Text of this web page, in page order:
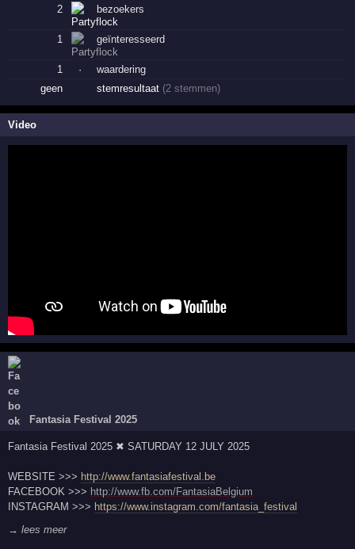
2 bezoekers
1 geïnteresseerd
1 ·
waardering
geen
stemresultaat (2 stemmen)
Video
Fantasia Festival 2025
Fantasia Festival 2025 ✖ SATURDAY 12 JULY 2025
WEBSITE >>> http://www.fantasiafestival.be
FACEBOOK >>> http://www.fb.com/FantasiaBelgium
INSTAGRAM >>> https://www.instagram.com/fantasia_festival
→ lees meer